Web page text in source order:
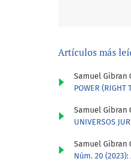
Artículos más
Samuel Gibran
POWER (RIGHT
Samuel Gibran
UNIVERSOS
Samuel Gibran
Núm. 20 (2023):